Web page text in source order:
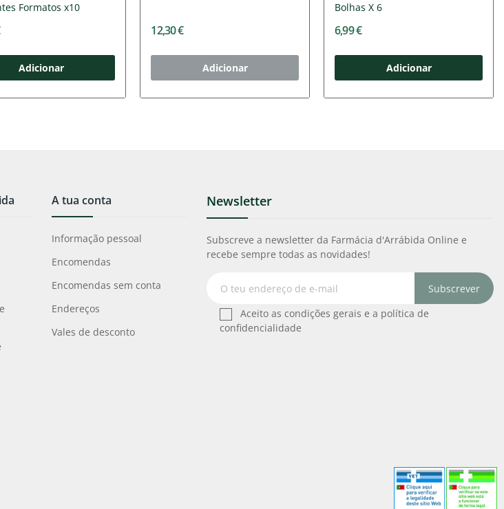
Formatos x10
Adicionar
12,30 €
Adicionar
Bolhas X 6
6,99 €
Adicionar
A tua conta
Informação pessoal
Encomendas
Encomendas sem conta
Endereços
Vales de desconto
Newsletter
Subscreve a newsletter da Farmácia d'Arrábida Online e
recebe sempre todas as novidades!
Subscrever
Aceito as condições gerais e a política de
confidencialidade